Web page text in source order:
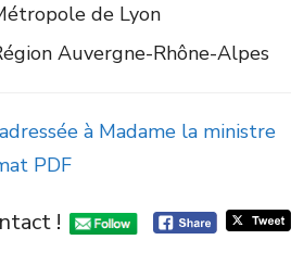
de Lyon
Auvergne-Rhône-Alpes
à Madame la ministre
PDF
!